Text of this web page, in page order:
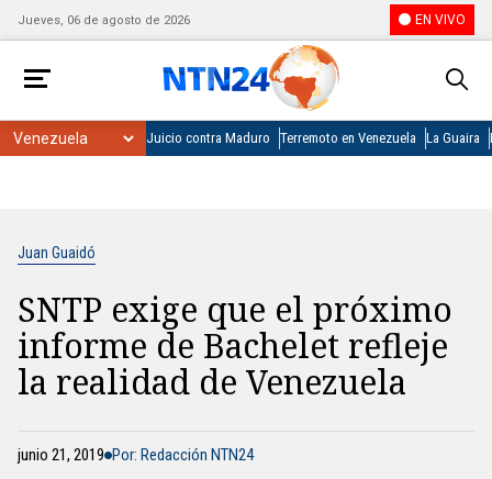
Jueves, 06 de agosto de 2026 EN VIVO
Juicio contra Maduro Terremoto en Venezuela La Guaira
Juan Guaidó
SNTP exige que el próximo
informe de Bachelet refleje
la realidad de Venezuela
junio 21, 2019 Por: Redacción NTN24